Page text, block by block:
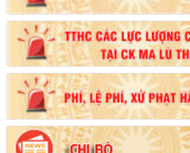
Số:102/2024/NĐ-CP
Tên:(Nghị định Quy định chi tiết thi hành một
Đất đai)
Ngày ban hành: (21/08/2024)
Số:
103/2024/NĐ-CP
Tên:(Nghị định Quy định về tiền sử dụng đất,
Ngày ban hành: (21/08/2024)